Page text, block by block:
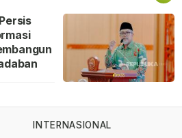
INTERNASIONAL